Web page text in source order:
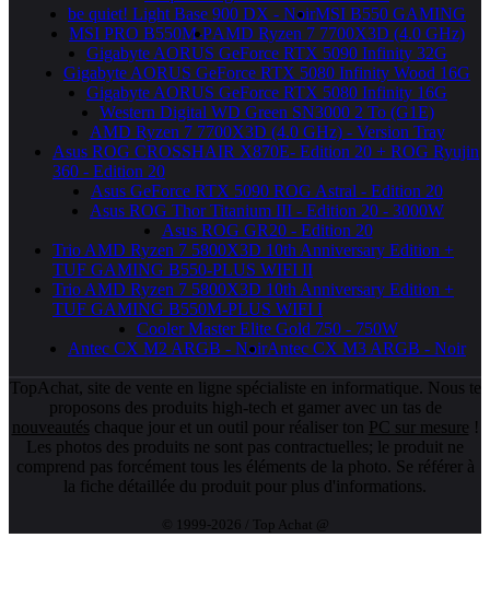
be quiet! Light Base 900 DX - NoirMSI B550 GAMING
MSI PRO B550M-PAMD Ryzen 7 7700X3D (4.0 GHz)
Gigabyte AORUS GeForce RTX 5090 Infinity 32G
Gigabyte AORUS GeForce RTX 5080 Infinity Wood 16G
Gigabyte AORUS GeForce RTX 5080 Infinity 16G
Western Digital WD Green SN3000 2 To (G1E)
AMD Ryzen 7 7700X3D (4.0 GHz) - Version Tray
Asus ROG CROSSHAIR X870E- Edition 20 + ROG Ryujin
360 - Edition 20
Asus GeForce RTX 5090 ROG Astral - Edition 20
Asus ROG Thor Titanium III - Edition 20 - 3000W
Asus ROG GR20 - Edition 20
Trio AMD Ryzen 7 5800X3D 10th Anniversary Edition +
TUF GAMING B550-PLUS WIFI II
Trio AMD Ryzen 7 5800X3D 10th Anniversary Edition +
TUF GAMING B550M-PLUS WIFI I
Cooler Master Elite Gold 750 - 750W
Antec CX M2 ARGB - NoirAntec CX M3 ARGB - Noir
TopAchat, site de vente en ligne spécialiste en informatique. Nous te
proposons des produits high-tech et gamer avec un tas de
nouveautés chaque jour et un outil pour réaliser ton PC sur mesure !
Les photos des produits ne sont pas contractuelles; le produit ne
comprend pas forcément tous les éléments de la photo. Se référer à
la fiche détaillée du produit pour plus d'informations.
© 1999-2026 / Top Achat @